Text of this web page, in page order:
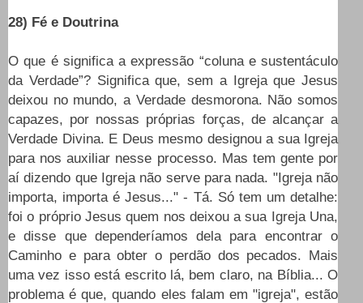
28) Fé e Doutrina
O que é significa a expressão “coluna e sustentáculo
da Verdade”? Significa que, sem a Igreja que Jesus
deixou no mundo, a Verdade desmorona. Não somos
capazes, por nossas próprias forças, de alcançar a
Verdade Divina. E Deus mesmo designou a sua Igreja
para nos auxiliar nesse processo. Mas tem gente por
aí dizendo que Igreja não serve para nada. "Igreja não
importa, importa é Jesus..." - Tá. Só tem um detalhe:
foi o próprio Jesus quem nos deixou a sua Igreja Una,
e disse que dependeríamos dela para encontrar o
Caminho e para obter o perdão dos pecados. Mais
uma vez isso está escrito lá, bem claro, na Bíblia... O
problema é que, quando eles falam em "igreja", estão